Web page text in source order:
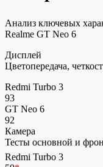
Анализ ключевых
Realme GT Neo 6
Дисплей
Цветопередача,
Redmi Turbo 3
93
GT Neo 6
92
Камера
Тесты основной и
Redmi Turbo 3